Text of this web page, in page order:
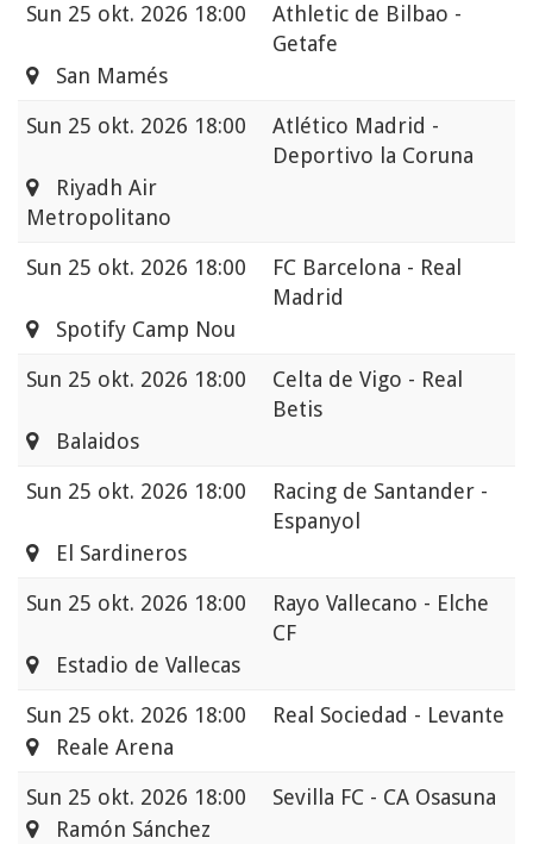
Sun 25 okt. 2026 18:00
Athletic de Bilbao -
Getafe
San Mamés
Sun 25 okt. 2026 18:00
Atlético Madrid -
Deportivo la Coruna
Riyadh Air
Metropolitano
Sun 25 okt. 2026 18:00
FC Barcelona - Real
Madrid
Spotify Camp Nou
Sun 25 okt. 2026 18:00
Celta de Vigo - Real
Betis
Balaidos
Sun 25 okt. 2026 18:00
Racing de Santander -
Espanyol
El Sardineros
Sun 25 okt. 2026 18:00
Rayo Vallecano - Elche
CF
Estadio de Vallecas
Sun 25 okt. 2026 18:00
Real Sociedad - Levante
Reale Arena
Sun 25 okt. 2026 18:00
Sevilla FC - CA Osasuna
Ramón Sánchez